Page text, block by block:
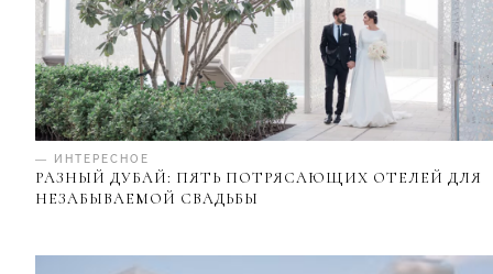
— ИНТЕРЕСНОЕ
РАЗНЫЙ ДУБАЙ: ПЯТЬ ПОТРЯСАЮЩИХ ОТЕЛЕЙ ДЛЯ
НЕЗАБЫВАЕМОЙ СВАДЬБЫ